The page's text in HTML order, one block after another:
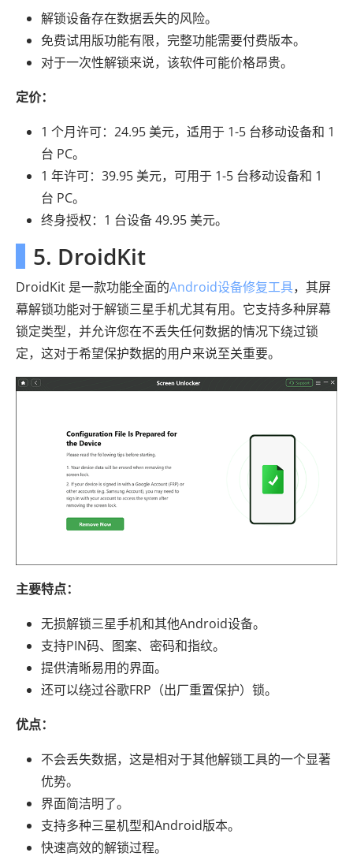
解锁设备存在数据丢失的风险。
免费试用版功能有限，完整功能需要付费版本。
对于一次性解锁来说，该软件可能价格昂贵。
定价：
1 个月许可：24.95 美元，适用于 1-5 台移动设备和 1
台 PC。
1 年许可：39.95 美元，可用于 1-5 台移动设备和 1
台 PC。
终身授权：1 台设备 49.95 美元。
5. DroidKit
DroidKit 是一款功能全面的Android设备修复工具，其屏
幕解锁功能对于解锁三星手机尤其有用。它支持多种屏幕
锁定类型，并允许您在不丢失任何数据的情况下绕过锁
定，这对于希望保护数据的用户来说至关重要。
主要特点：
无损解锁三星手机和其他Android设备。
支持PIN码、图案、密码和指纹。
提供清晰易用的界面。
还可以绕过谷歌FRP（出厂重置保护）锁。
优点：
不会丢失数据，这是相对于其他解锁工具的一个显著
优势。
界面简洁明了。
支持多种三星机型和Android版本。
快速高效的解锁​​过程。